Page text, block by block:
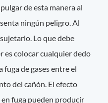
de esta manera al
ningún peligro. Al
Lo que debe
es colocar cualquier dedo
fuga de gases entre el
del cañón. El efecto
fuga pueden producir